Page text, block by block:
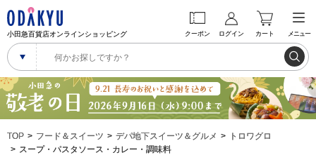
小田急百貨店オンラインショッピング クーポン ログイン カート メニュー
TOP フード＆スイーツ デパ地下スイーツ＆グルメ
トロワグロ
スープ・パスタソース・カレー・調味料